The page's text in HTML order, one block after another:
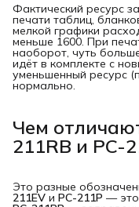
Фактический ресурс
печати таблиц,
мелкой графики
меньше 1600. При
наоборот, чуть
идёт в комплекте с
уменьшенный ресурс
нормально.
Чем
211RB и PC-
Это разные
211EV и PC-211P — это